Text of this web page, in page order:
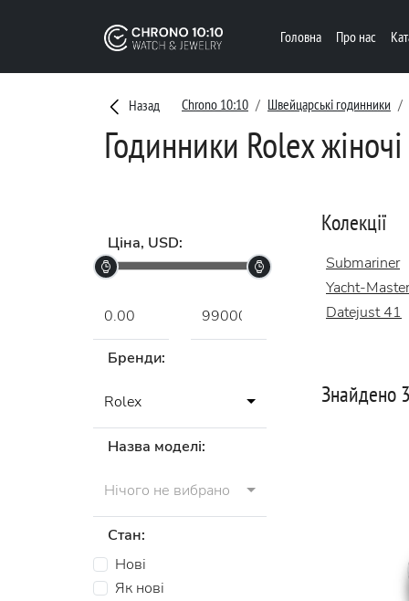
Головна Про нас
Назад Chrono 10:10 Швейцарські годинники
Годинники Rolex жіночі
Ціна, USD:
Бренди:
Rolex
Назва моделі:
Нічого не вибрано
Стан:
Нові
Як нові
Колекції
Submariner
Yacht-Master
Datejust 41
Знайдено